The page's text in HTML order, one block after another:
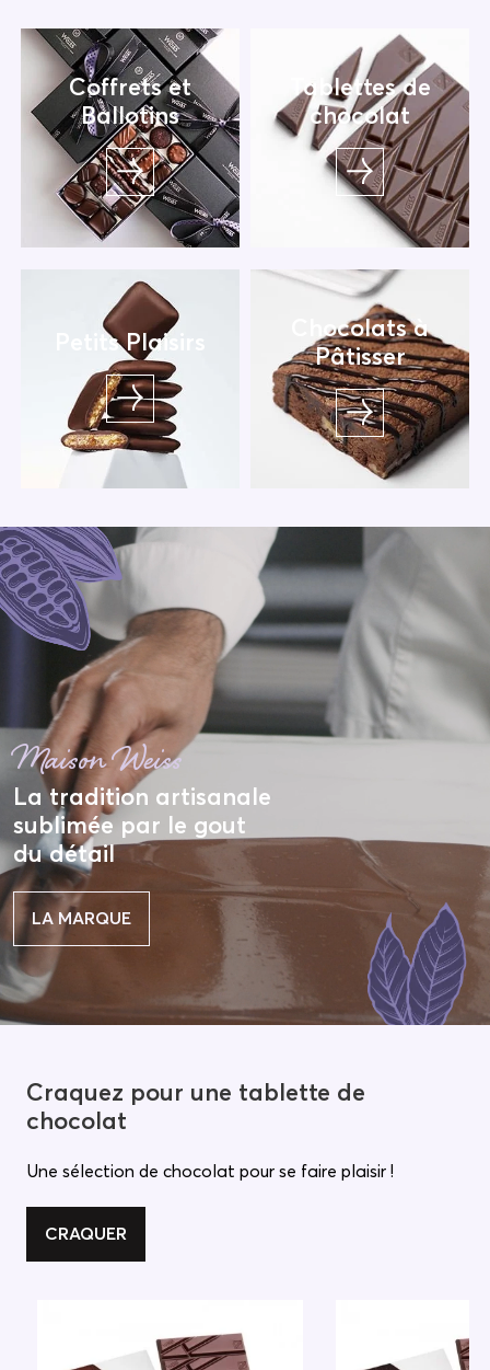
Coffrets et
Ballotins
Tablettes de
chocolat
Petits Plaisirs
Chocolats à
Pâtisser
Maison Weiss
La tradition artisanale
sublimée par le gout
du détail
LA MARQUE
Craquez pour une tablette de
chocolat
Une sélection de chocolat pour se faire plaisir !
CRAQUER